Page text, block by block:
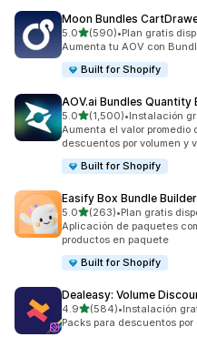
Moon Bundles
5.0de 5 estrellas
(590)
590 reseñas en total
•Plan gratis
Aumenta tu AOV con
Built for Shopify
AOV.ai Bundles Quantity
5.0de 5 estrellas
(1,500)
1500 reseñas en total
•Instalación
Aumenta el valor promedio
descuentos por volumen y
Built for Shopify
Easify Box Bundle
5.0de 5 estrellas
(263)
263 reseñas en total
•Plan gratis
Aplicación de paquetes
productos en paquete
Built for Shopify
Dealeasy: Volume
4.9de 5 estrellas
(584)
584 reseñas en total
•Instalación
Packs para descuentos